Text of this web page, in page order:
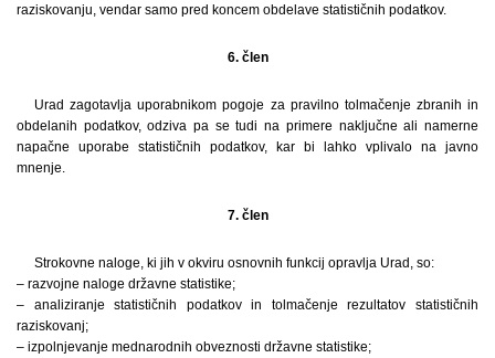
raziskovanju, vendar samo pred koncem obdelave statističnih podatkov.
6. člen
Urad zagotavlja uporabnikom pogoje za pravilno tolmačenje zbranih in
obdelanih podatkov, odziva pa se tudi na primere naključne ali namerne
napačne uporabe statističnih podatkov, kar bi lahko vplivalo na javno
mnenje.
7. člen
Strokovne naloge, ki jih v okviru osnovnih funkcij opravlja Urad, so:
– razvojne naloge državne statistike;
– analiziranje statističnih podatkov in tolmačenje rezultatov statističnih
raziskovanj;
– izpolnjevanje mednarodnih obveznosti državne statistike;